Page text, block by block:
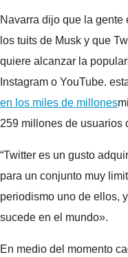
Navarra dijo que la
los tuits de Musk y que
quiere alcanzar la
Instagram o YouTube.
en los miles de millones
259 millones de usuarios
“Twitter es un gusto
para un conjunto muy
periodismo uno de ellos,
sucede en el mundo».
En medio del momento